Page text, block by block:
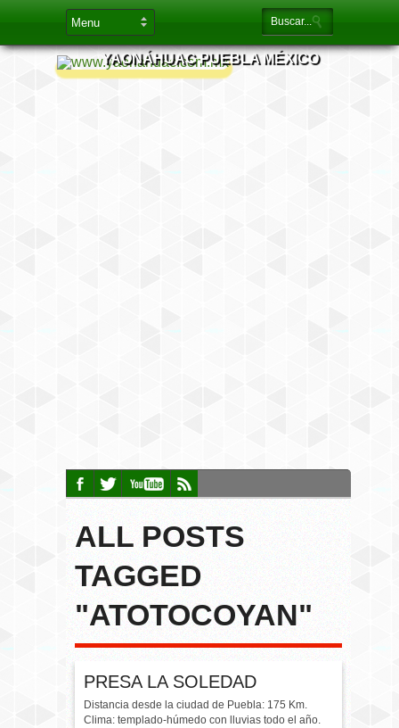
YAONÁHUAC PUEBLA MÉXICO
ALL POSTS
TAGGED
"ATOTOCOYAN"
PRESA LA SOLEDAD
Distancia desde la ciudad de Puebla: 175 Km.
Clima: templado-húmedo con lluvias todo el año.